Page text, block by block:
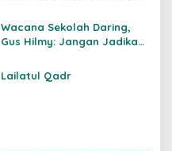
Nurani
Wacana Sekolah Daring,
Gus Hilmy: Jangan Jadikan
Kebijakan Energi
Lailatul Qadr